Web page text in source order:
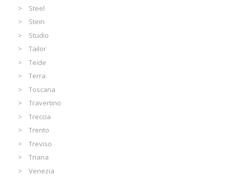
Steel
Stein
Studio
Tailor
Teide
Terra
Toscana
Travertino
Treccia
Trento
Treviso
Triana
Venezia